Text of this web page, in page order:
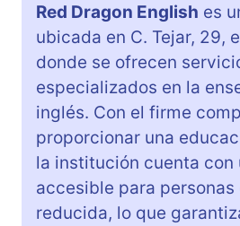
Red Dragon English es
ubicada en C. Tejar, 29,
donde se ofrecen
especializados en la
inglés. Con el firme
proporcionar una
la institución cuenta con
accesible para
reducida, lo que